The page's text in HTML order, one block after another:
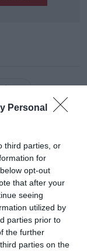
Personal
third parties, or
for
opt-out
that after your
seeing
utilized by
parties prior to
the further
parties on the
en la farmacia
05/09/2024